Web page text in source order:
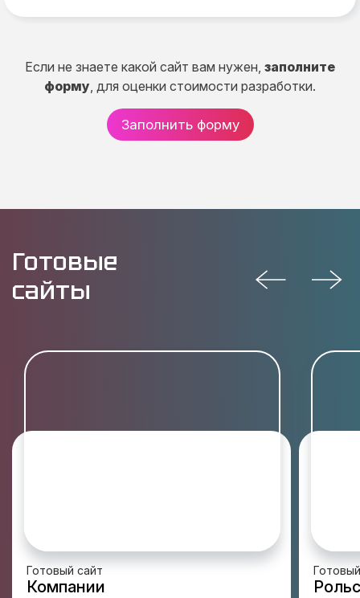
Если не знаете какой сайт вам нужен, заполните
форму, для оценки стоимости разработки.
Заполнить форму
Готовые
сайты
Готовый сайт
Компании